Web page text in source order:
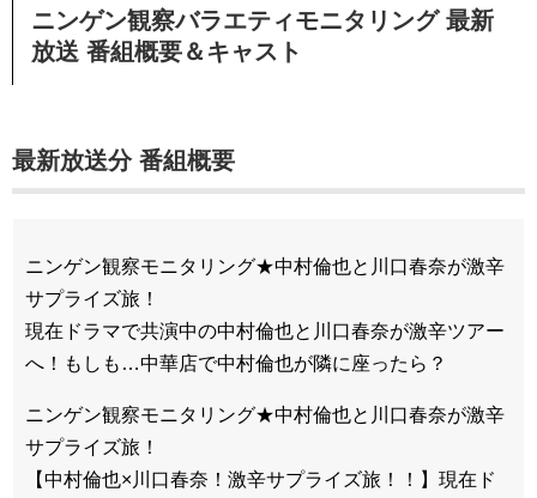
ニンゲン観察バラエティモニタリング 最新
放送 番組概要＆キャスト
最新放送分 番組概要
ニンゲン観察モニタリング★中村倫也と川口春奈が激辛
サプライズ旅！
現在ドラマで共演中の中村倫也と川口春奈が激辛ツアー
へ！もしも…中華店で中村倫也が隣に座ったら？
ニンゲン観察モニタリング★中村倫也と川口春奈が激辛
サプライズ旅！
【中村倫也×川口春奈！激辛サプライズ旅！！】現在ド